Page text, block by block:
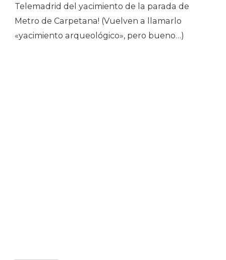
Telemadrid del yacimiento de la parada de
Metro de Carpetana! (Vuelven a llamarlo
«yacimiento arqueológico», pero bueno…)